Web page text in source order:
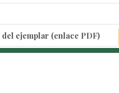
ejemplar (enlace PDF)